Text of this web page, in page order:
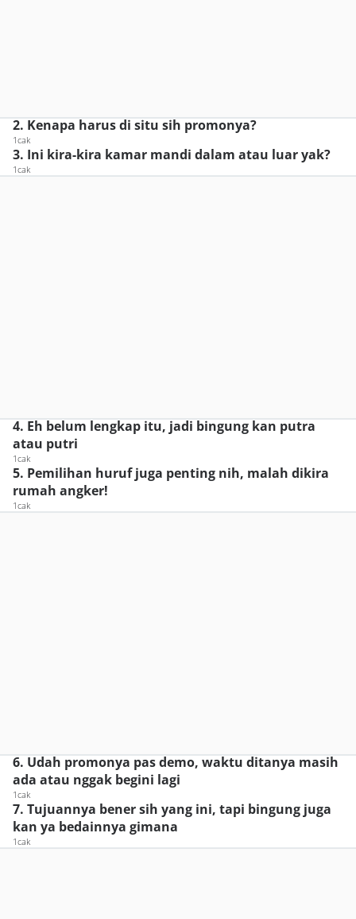
2. Kenapa harus di situ sih promonya?
1cak
3. Ini kira-kira kamar mandi dalam atau luar yak?
1cak
4. Eh belum lengkap itu, jadi bingung kan putra
atau putri
1cak
5. Pemilihan huruf juga penting nih, malah dikira
rumah angker!
1cak
6. Udah promonya pas demo, waktu ditanya masih
ada atau nggak begini lagi
1cak
7. Tujuannya bener sih yang ini, tapi bingung juga
kan ya bedainnya gimana
1cak